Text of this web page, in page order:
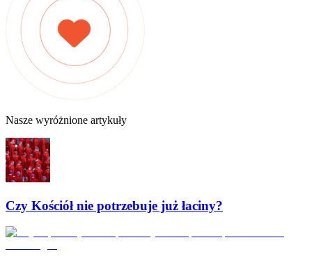
Nasze wyróżnione artykuły
Czy Kościół nie potrzebuje już łaciny?